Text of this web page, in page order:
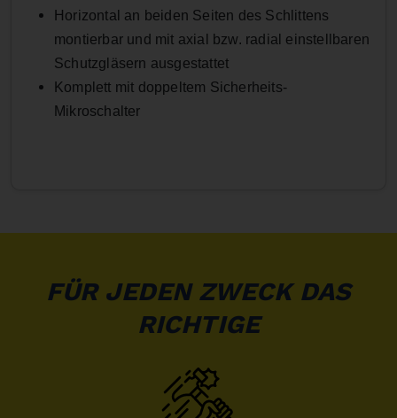
Horizontal an beiden Seiten des Schlittens
montierbar und mit axial bzw. radial einstellbaren
Schutzgläsern ausgestattet
Komplett mit doppeltem Sicherheits-
Mikroschalter
FÜR JEDEN ZWECK DAS
RICHTIGE